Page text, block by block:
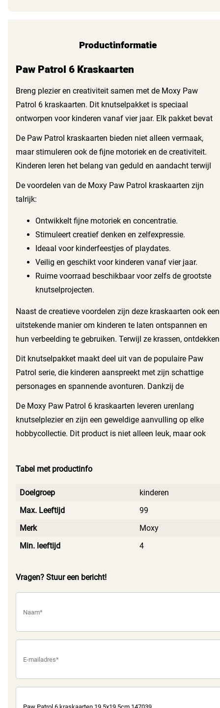
Productinformatie
Paw Patrol 6 Kraskaarten
Breng plezier en creativiteit samen met de Moxy Paw
Patrol 6 kraskaarten. Dit knutselpakket is speciaal
ontworpen voor kinderen vanaf vier jaar. Elk pakket bevat
De Paw Patrol kraskaarten bieden niet alleen vermaak,
maar stimuleren ook de fijne motoriek en de creativiteit.
Kinderen leren het belang van geduld en aandacht terwijl
De voordelen van de Moxy Paw Patrol kraskaarten zijn
talrijk:
Ontwikkelt fijne motoriek en concentratie.
Stimuleert creatief denken en zelfexpressie.
Ideaal voor kinderfeestjes of playdates.
Veilig en geschikt voor kinderen vanaf vier jaar.
Ruime voorraad beschikbaar voor zelfs de grootste
knutselprojecten.
Naast de creatieve voordelen zijn deze kraskaarten ook een
uitstekende manier om kinderen te laten ontspannen en
hun verbeelding te gebruiken. Terwijl ze krassen, ontdekken
Dit knutselpakket maakt deel uit van de populaire Paw
Patrol serie, die kinderen aanspreekt met zijn schattige
personages en spannende avonturen. Dankzij de
De Moxy Paw Patrol 6 kraskaarten leveren urenlang
knutselplezier en zijn een geweldige aanvulling op elke
hobbycollectie. Dit product is niet alleen leuk, maar ook
fantastische kraskaarten!
Tabel met productinfo
Doelgroep
kinderen
Max. Leeftijd
99
Merk
Moxy
Min. leeftijd
4
Vragen? Stuur een bericht!